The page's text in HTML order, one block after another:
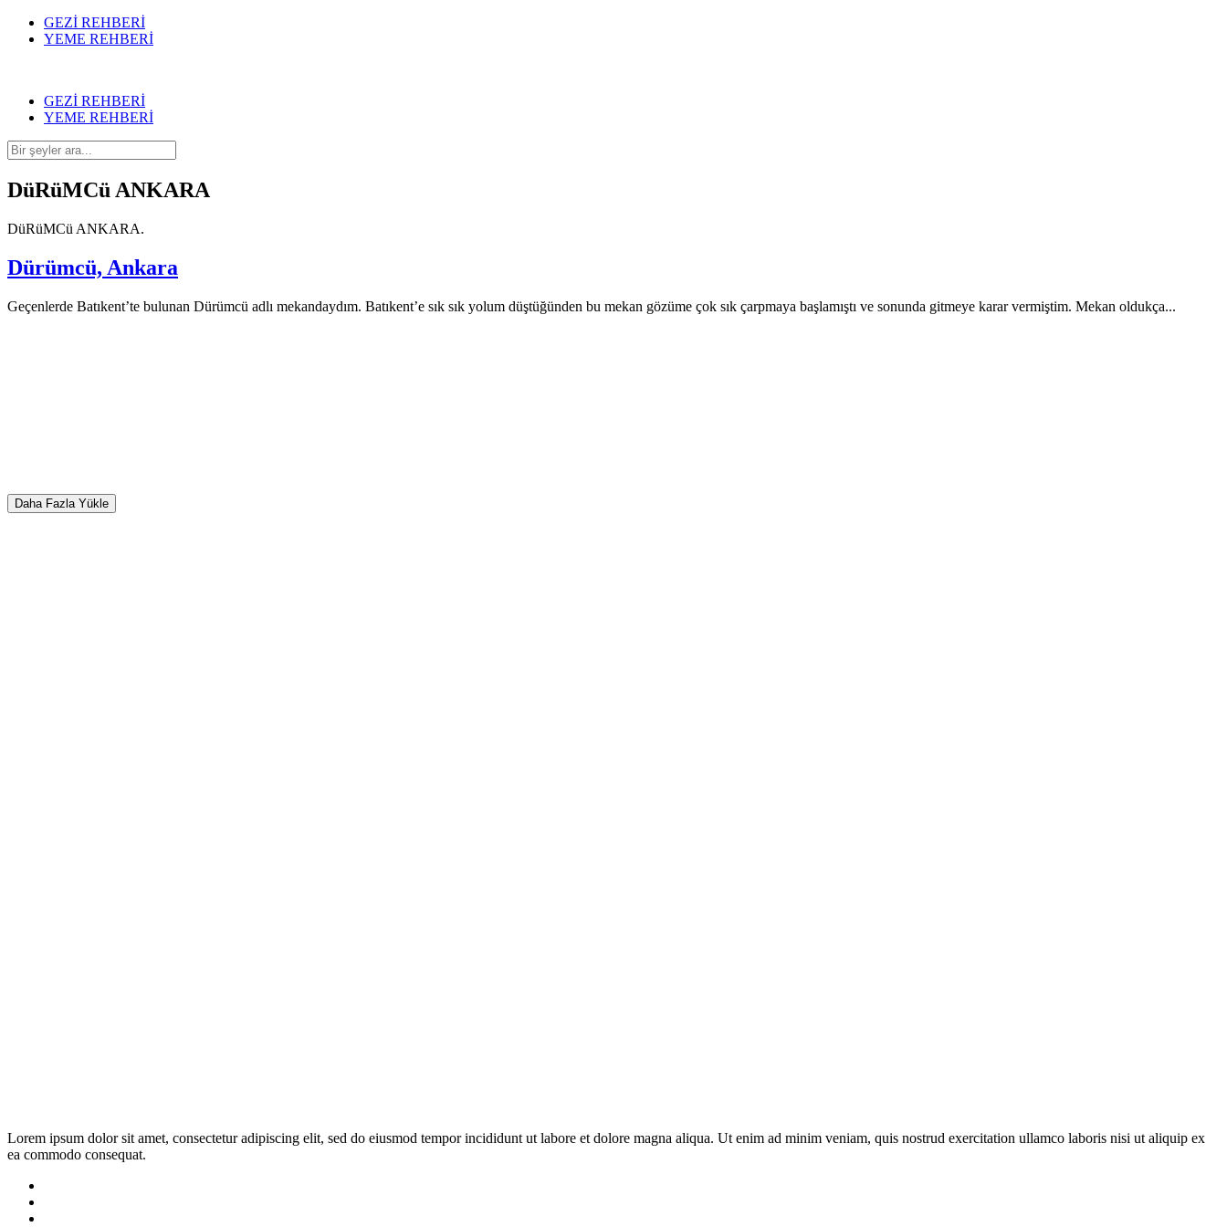
GEZİ REHBERİ
YEME REHBERİ
GEZİ REHBERİ
YEME REHBERİ
DüRüMCü ANKARA
DüRüMCü ANKARA.
Dürümcü, Ankara
Geçenlerde Batıkent’te bulunan Dürümcü adlı mekandaydım. Batıkent’e sık sık yolum düştüğünden bu mekan gözüme çok sık çarpmaya başlamıştı ve sonunda gitmeye karar vermiştim. Mekan oldukça...
Daha Fazla Yükle
Lorem ipsum dolor sit amet, consectetur adipiscing elit, sed do eiusmod tempor incididunt ut labore et dolore magna aliqua. Ut enim ad minim veniam, quis nostrud exercitation ullamco laboris nisi ut aliquip ex
ea commodo consequat.